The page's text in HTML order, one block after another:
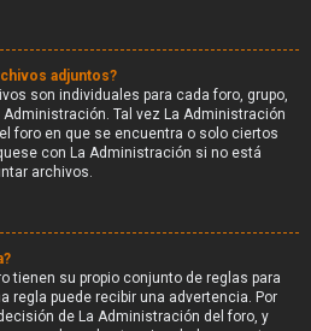
adjuntos?
son individuales para cada foro, grupo,
Tal vez La Administración
foro en que se encuentra o solo ciertos
con La Administración si no está
archivos.
tienen su propio conjunto de reglas para
regla puede recibir una advertencia. Por
de La Administración del foro, y